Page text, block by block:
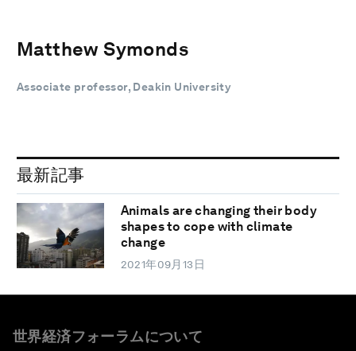
Matthew Symonds
Associate professor, Deakin University
最新記事
Animals are changing their body
shapes to cope with climate
change
2021年09月13日
世界経済フォーラムについて